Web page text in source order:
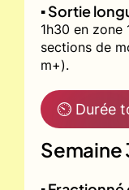
▪️ Sortie
1h30 en zone
sections de
m+).
⏲ Durée
Semaine